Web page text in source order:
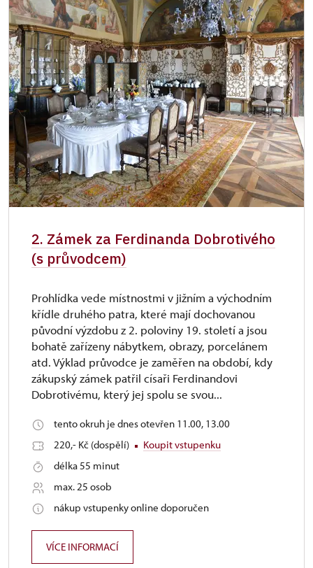
2. Zámek za Ferdinanda Dobrotivého
(s průvodcem)
Prohlídka vede místnostmi v jižním a východním
křídle druhého patra, které mají dochovanou
původní výzdobu z 2. poloviny 19. století a jsou
bohatě zařízeny nábytkem, obrazy, porcelánem
atd. Výklad průvodce je zaměřen na období, kdy
zákupský zámek patřil císaři Ferdinandovi
Dobrotivému, který jej spolu se svou...
tento okruh je dnes otevřen 11.00, 13.00
220,- Kč (dospělí)
Koupit vstupenku
délka 55 minut
max. 25 osob
nákup vstupenky online doporučen
VÍCE INFORMACÍ